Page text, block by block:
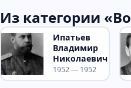
Из категории
Ипатьев
Владимир
Николаевич
1952 — 1952